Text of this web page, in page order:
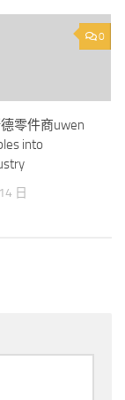
0
德零件商uwen
into
日